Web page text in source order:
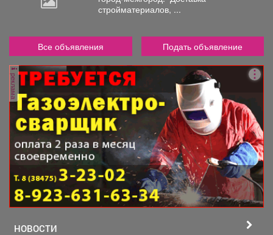
стройматериалов, ...
Все объявления Подать объявление
реклама
НОВОСТИ